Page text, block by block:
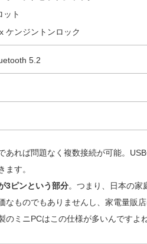
ット
ケンジントンロック
5.2
れば問題なく複数接続が可能。
す。
3ピンという部分。つまり、日本の家
ものでもありませんし、家電量販
ミニPCはこの仕様が多いんですよね